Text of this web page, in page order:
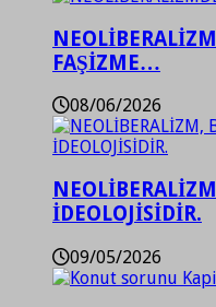
FAŞİZME…
08/06/2026
İDEOLOJİSİDİR.
09/05/2026